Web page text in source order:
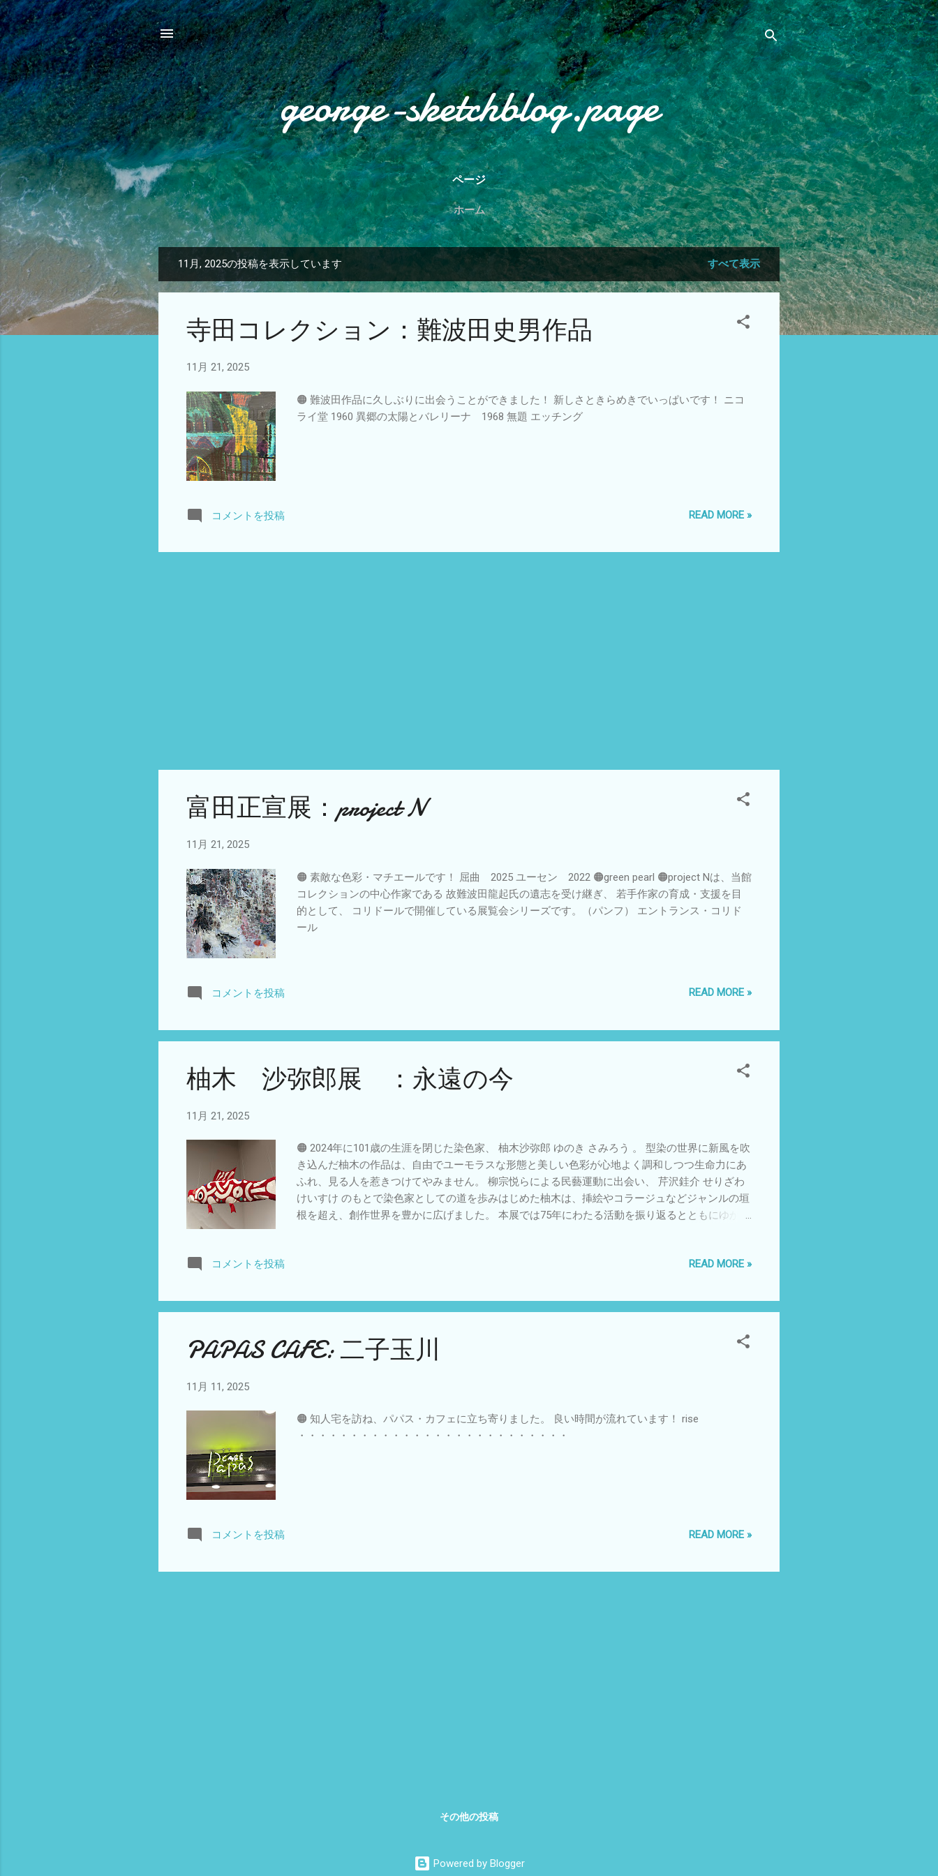
スキップしてメイン コンテンツに移動
george-sketchblog.page
ページ
ホーム
稿
11月, 2025の投稿を表示しています すべて表示
寺田コレクション：難波田史男作品
11月 21, 2025
🟠 難波田作品に久しぶりに出会うことができました！ 新しさときらめきでいっぱいです！ ニコ
ライ堂 1960 異郷の太陽とバレリーナ 1968 無題 エッチング
コメントを投稿 READ MORE »
富田正宣展：project N
11月 21, 2025
🟠 素敵な色彩・マチエールです！ 屈曲 2025 ユーセン 2022 🟠green pearl 🟠project Nは、当館
コレクションの中心作家である 故難波田龍起氏の遺志を受け継ぎ、 若手作家の育成・支援を目
的として、 コリドールで開催している展覧会シリーズです。（パンフ） エントランス・コリド
ール
コメントを投稿 READ MORE »
柚木 沙弥郎展 ：永遠の今
11月 21, 2025
🟠 2024年に101歳の生涯を閉じた染色家、 柚木沙弥郎 ゆのき さみろう 。 型染の世界に新風を吹
き込んだ柚木の作品は、自由でユーモラスな形態と美しい色彩が心地よく調和しつつ生命力にあ
ふれ、見る人を惹きつけてやみません。 柳宗悦らによる民藝運動に出会い、 芹沢銈介 せりざわ
けいすけ のもとで染色家としての道を歩みはじめた柚木は、挿絵やコラージュなどジャンルの垣
根を超え、創作世界を豊かに広げました。 本展では75年にわたる活動を振り返るとともにゆかり
大切に慈しみたい「いま」を私たちに示してくれます。 民藝を出発点に、人生を愛し楽しんだ柚
うことで東京オペラシティーに出かけました。 おおらかな作風に、いやされます。 柚木の愛蔵
していた各国の品々をはじめ、 資料なども興味深いものがあります。 型染蓮分飾布：芭蕉布
コメントを投稿 READ MORE »
PAPAS CAFE: 二子玉川
11月 11, 2025
🟠 知人宅を訪ね、パパス・カフェに立ち寄りました。 良い時間が流れています！ rise
・・・・・・・・・・・・・・・・・・・・・・・・・・
コメントを投稿 READ MORE »
その他の投稿
Powered by Blogger